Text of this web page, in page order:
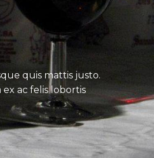
quis mattis justo.
ac felis lobortis